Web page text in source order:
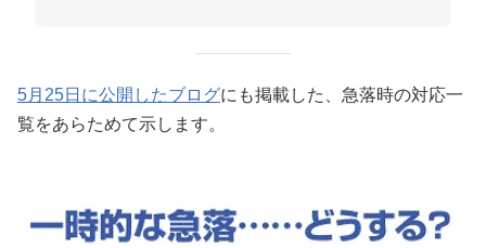
5月25日に公開したブログにも掲載した、急落時の対応一
覧をあらためて示します。